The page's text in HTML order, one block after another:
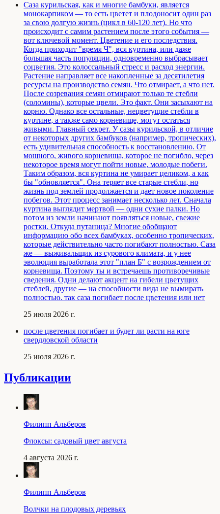
Саза курильская, как и многие бамбуки, является
монокарпиком — то есть цветет и плодоносит один раз
за свою долгую жизнь (цикл в 60-120 лет). Но что
происходит с самим растением после этого события —
вот ключевой момент. Цветение и его последствия.
Когда приходит "время Ч", вся куртина, или даже
большая часть популяции, одновременно выбрасывает
соцветия. Это колоссальный стресс и расход энергии.
Растение направляет все накопленные за десятилетия
ресурсы на производство семян. Что отмирает, а что нет.
После созревания семян отмирают только те стебли
(соломины), которые цвели. Это факт. Они засыхают на
корню. Однако все остальные, нецветущие стебли в
куртине, а также само корневище, могут остаться
живыми. Главный секрет. У сазы курильской, в отличие
от некоторых других бамбуков (например, тропических),
есть удивительная способность к восстановлению. От
мощного, живого корневища, которое не погибло, через
некоторое время могут пойти новые, молодые побеги.
Таким образом, вся куртина не умирает целиком, а как
бы "обновляется". Она теряет все старые стебли, но
жизнь под землей продолжается и дает новое поколение
побегов. Этот процесс занимает несколько лет. Сначала
куртина выглядит мертвой — одни сухие палки. Но
потом из земли начинают появляться новые, свежие
ростки. Откуда путаница? Многие обобщают
информацию обо всех бамбуках, особенно тропических,
которые действительно часто погибают полностью. Саза
же — выживальщик из сурового климата, и у нее
эволюция выработала этот "план Б" с возрождением от
корневища. Поэтому ты и встречаешь противоречивые
сведения. Одни делают акцент на гибели цветущих
стеблей, другие — на способности вида не вымирать
полностью. так саза погибает после цветения или нет
25 июля 2026 г.
после цветения погибает и будет ли расти на юге
свердловской области
25 июля 2026 г.
Публикации
Филипп Альберов
Флоксы: садовый цвет августа
4 августа 2026 г.
Филипп Альберов
Волчки на плодовых деревьях